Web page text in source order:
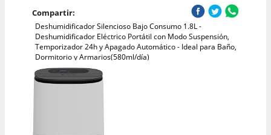
Compartir:
Deshumidificador Silencioso Bajo Consumo 1.8L -
Deshumidificador Eléctrico Portátil con Modo Suspensión,
Temporizador 24h y Apagado Automático - Ideal para Baño,
Dormitorio y Armarios(580ml/día)